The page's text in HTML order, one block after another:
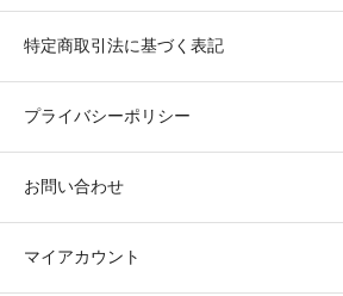
特定商取引法に基づく表記
プライバシーポリシー
お問い合わせ
マイアカウント